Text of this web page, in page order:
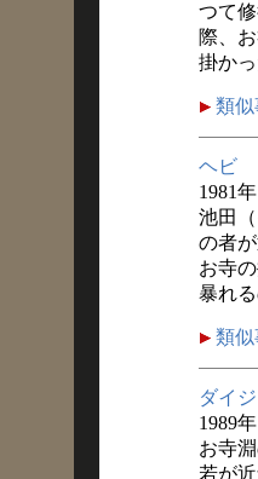
つて
際、
掛か
類似
ヘビ
1981
池田
の者
お寺
暴れ
類似
ダイ
1989
お寺
若が